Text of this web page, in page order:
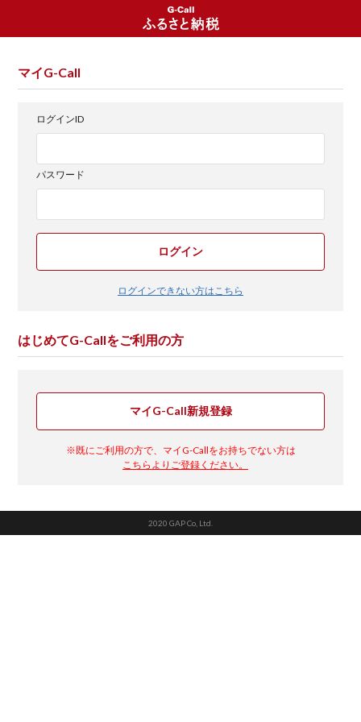
マイG-Call
ログインID
パスワード
ログイン
ログインできない方はこちら
はじめてG-Callをご利用の方
マイG-Call新規登録
※既にご利用の方で、マイG-Callをお持ちでない方は
こちらよりご登録ください。
2020 GAP Co, Ltd.